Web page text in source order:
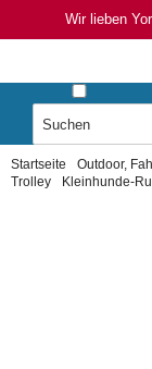
Wir lieben
Startseite Outdoor,
Trolley
Kleinhunde-